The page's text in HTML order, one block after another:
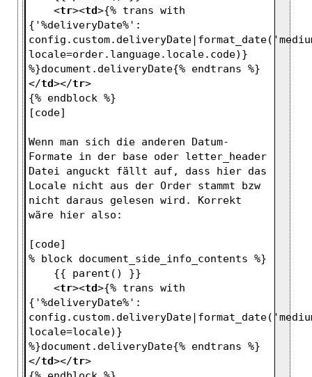
<tr><td>{% trans with
{'%deliveryDate%':
locale=order.language.locale.code)}
%}document.deliveryDate{% endtrans %}
</td></tr>
{% endblock %}
[code]
Wenn man sich die anderen Datum-
Formate in der base oder letter_header
Datei anguckt fällt auf, dass hier das
Locale nicht aus der Order stammt bzw
nicht daraus gelesen wird. Korrekt
wäre hier also:
[code]
% block document_side_info_contents %}
    {{ parent() }}
<tr><td>{% trans with
{'%deliveryDate%':
locale=locale)}
%}document.deliveryDate{% endtrans %}
</td></tr>